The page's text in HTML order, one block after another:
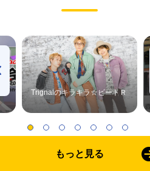
Trignalのキラキラ☆ビートＲ
もっと見る